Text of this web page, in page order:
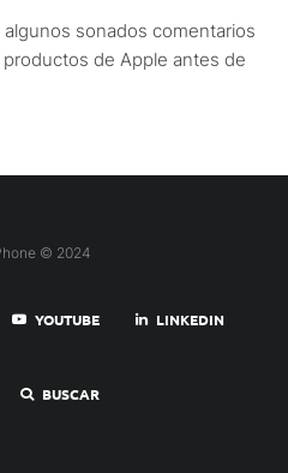
sonados comentarios
de Apple antes de
© 2024
YOUTUBE LINKEDIN
BUSCAR